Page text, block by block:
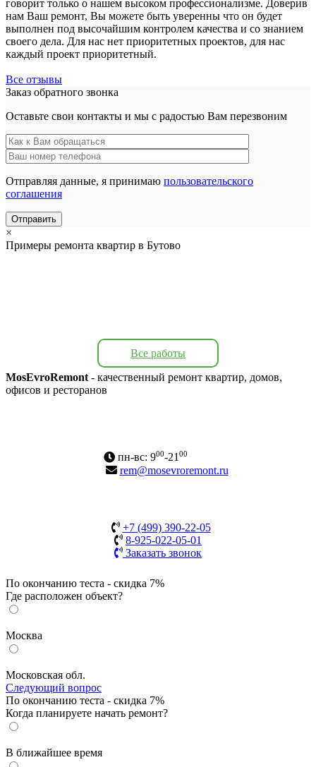
говорит только о нашем высоком профессионализме. Доверив
нам Ваш ремонт, Вы можете быть уверенны что он будет
выполнен под высочайшим контролем качества и со знанием
своего дела. Для нас нет приоритетных проектов, для нас
каждый проект приоритетный.
Все отзывы
Заказ обратного звонка
Оставьте свои контакты и мы с радостью Вам перезвоним
Отправляя данные, я принимаю пользовательского
соглашения
×
Примеры ремонта квартир в Бутово
Все работы
MosEvroRemont - качественный ремонт квартир, домов,
офисов и ресторанов
пн-вс: 900-2100
rem@mosevroremont.ru
+7 (499) 390-22-05
8-925-022-05-01
Заказать звонок
По окончанию теста - скидка 7%
Где расположен объект?
Москва
Московская обл.
Следующий вопрос
По окончанию теста - скидка 7%
Когда планируете начать ремонт?
В ближайшее время